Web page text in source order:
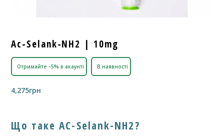
Ac-Selank-NH2 | 10mg
Отримайте –5% в акаунті В наявності
4,275грн
Що таке AC-Selank-NH2?